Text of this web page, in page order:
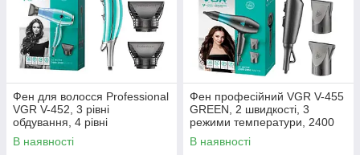
Фен для волосся Professional
VGR V-452, 3 рівні
обдування, 4 рівні
температури, 2 насадки,
2400 Вт
В наявності
Фен професійний VGR V-455
GREEN, 2 швидкості, 3
режими температури, 2400
Вт
В наявності